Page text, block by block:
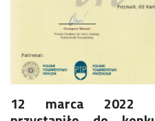
Filmy z wydarzeń szkolnych
Harmonogram pracy szkoły
Konkurs klas
Konkurs "Złota Żaba"
Newsy
12 marca 2022